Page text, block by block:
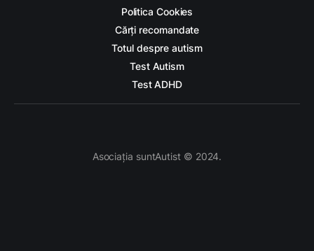
Politica Cookies
Cărți recomandate
Totul despre autism
Test Autism
Test ADHD
Asociația suntAutist © 2024.